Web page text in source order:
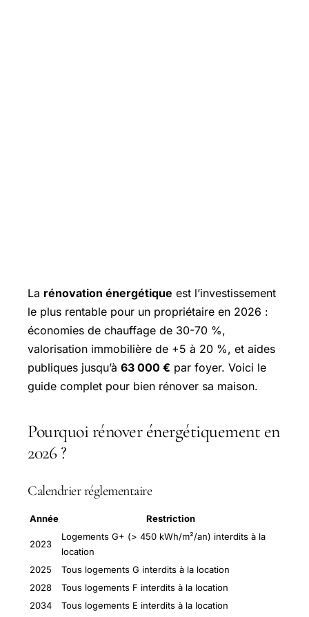
La rénovation énergétique est l’investissement
le plus rentable pour un propriétaire en 2026 :
économies de chauffage de 30-70 %,
valorisation immobilière de +5 à 20 %, et aides
publiques jusqu’à 63 000 € par foyer. Voici le
guide complet pour bien rénover sa maison.
Pourquoi rénover énergétiquement en
2026 ?
Calendrier réglementaire
Année Restriction
2023
Logements G+ (> 450 kWh/m²/an) interdits à la
location
2025
Tous logements G interdits à la location
2028
Tous logements F interdits à la location
2034
Tous logements E interdits à la location